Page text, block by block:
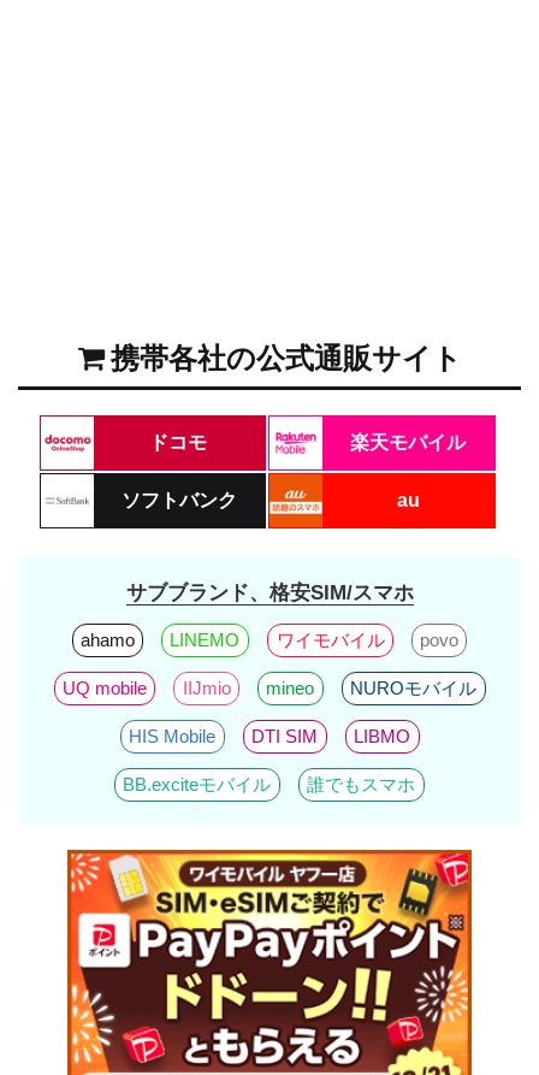
携帯各社の公式通販サイト
ドコモ 楽天モバイル
ソフトバンク au
サブブランド、格安SIM/スマホ
ahamo LINEMO ワイモバイル povo
UQ mobile IIJmio mineo NUROモバイル
HIS Mobile DTI SIM LIBMO
BB.exciteモバイル 誰でもスマホ